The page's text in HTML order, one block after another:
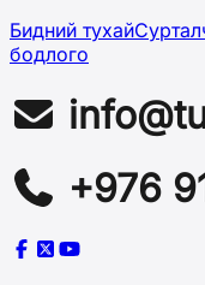
Бидний тухай
бодлого
+976